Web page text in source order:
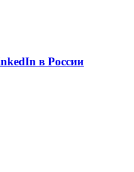
в России